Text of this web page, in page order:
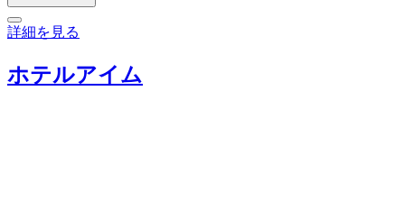
詳細を見る
ホテルアイム